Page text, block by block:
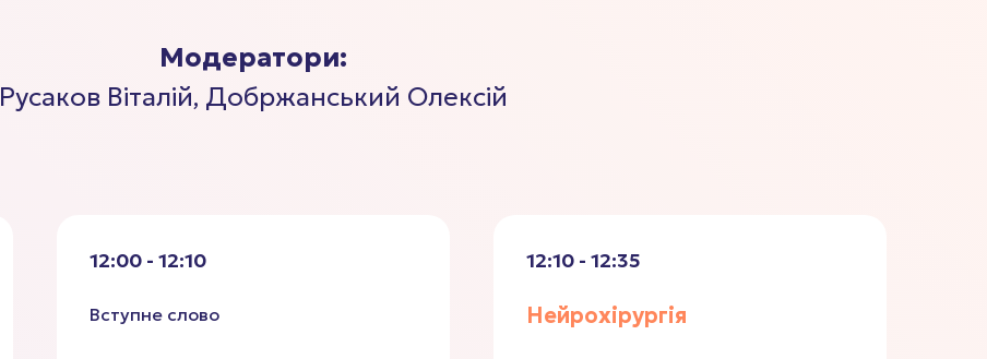
Модератори:
Русаков Віталій, Добржанський Олексій
12:00 - 12:10
Вступне слово
12:10 - 12:35
Нейрохірургія